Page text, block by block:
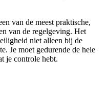
van de meest praktische,
van de regelgeving. Het
niet alleen bij de
Je moet gedurende de hele
je controle hebt.